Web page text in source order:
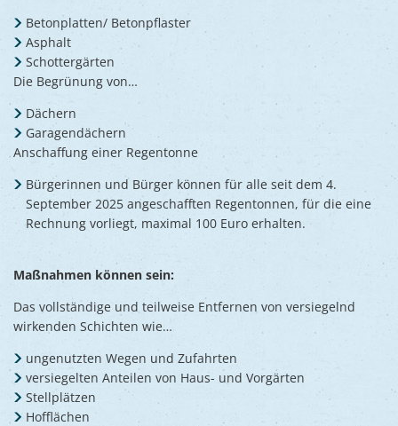
Betonplatten/ Betonpflaster
Asphalt
Schottergärten
Die Begrünung von…
Dächern
Garagendächern
Anschaffung einer Regentonne
Bürgerinnen und Bürger können für alle seit dem 4.
September 2025 angeschafften Regentonnen, für die eine
Rechnung vorliegt, maximal 100 Euro erhalten.
Maßnahmen können sein:
Das vollständige und teilweise Entfernen von versiegelnd
wirkenden Schichten wie…
ungenutzten Wegen und Zufahrten
versiegelten Anteilen von Haus- und Vorgärten
Stellplätzen
Hofflächen